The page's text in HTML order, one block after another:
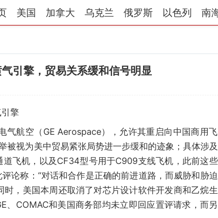
美国 加拿大 乌克兰 俄罗斯 以色列 南
引擎，贸易关系缓和信号明显
擎
气航空（GE Aerospace），允许其重启向中国商用
视为美中贸易紧张局势进一步缓和的迹象；具体涉及
飞机，以及CF34型号用于C909支线飞机，此前这
论称：“对话和合作是正确的前进道路，而威胁和胁
时，美国本周还取消了对芯片设计软件开发商和乙烷
、COMAC和美国商务部均未立即回应置评请求，而